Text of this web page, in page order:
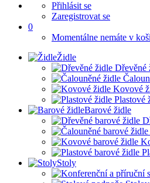
Přihlásit se
Zaregistrovat se
0
Momentálne nemáte v
Židle
Dřevěné
Kovové
Plastové
Barové židle
Stoly